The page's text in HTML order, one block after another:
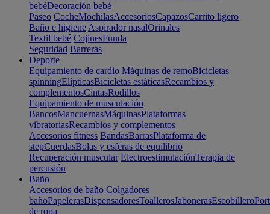
bebéDecoración bebé
Paseo CocheMochilasAccesoriosCapazosCarrito ligero
Baño e higiene Aspirador nasalOrinales
Textil bebé CojinesFunda
Seguridad Barreras
Deporte
Equipamiento de cardio Máquinas de remoBicicletas
spinningElípticasBicicletas estáticasRecambios y
complementosCintasRodillos
Equipamiento de musculación
BancosMancuernasMáquinasPlataformas
vibratoriasRecambios y complementos
Accesorios fitness BandasBarrasPlataforma de
stepCuerdasBolas y esferas de equilibrio
Recuperación muscular ElectroestimulaciónTerapia de
percusión
Baño
Accesorios de baño Colgadores
bañoPapelerasDispensadoresToallerosJabonerasEscobillero
de ropa